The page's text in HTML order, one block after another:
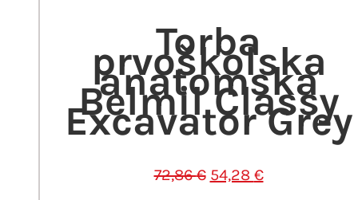
Torba
prvoškolska
anatomska
Belmil Classy
Excavator Grey
72,86€ Izvorna
54,28 €Trenutna